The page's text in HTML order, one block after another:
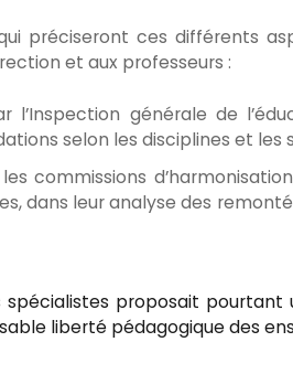
préciseront ces différents
et aux professeurs :
l’Inspection générale de
selon les disciplines et les
commissions
dans leur analyse des
proposait
liberté pédagogique des